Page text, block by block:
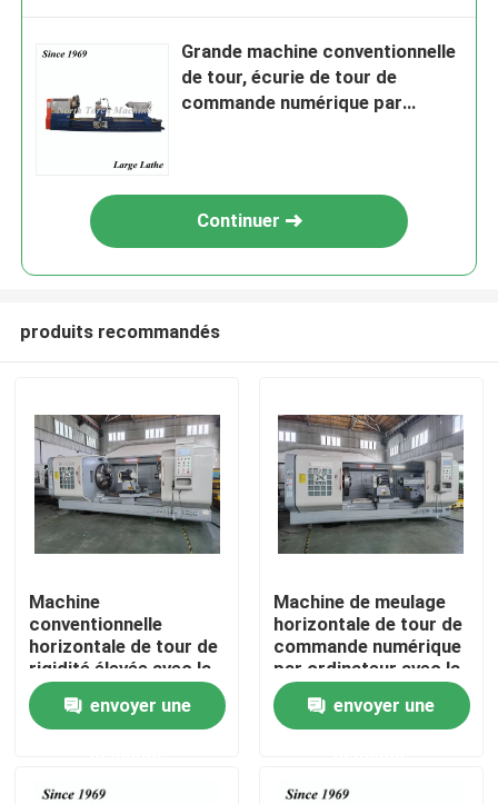
Maison
Produits
Au sujet de nous
Grande machine conventionnelle
de tour, écurie de tour de
commande numérique par
Continuer
produits recommandés
Machine
conventionnelle
horizontale de tour de
rigidité élevée avec la
meule
envoyer une
Machine de meulage
horizontale de tour de
commande numérique
par ordinateur avec la
meule
envoyer une